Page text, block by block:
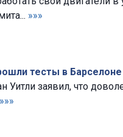
»»»
тесты в Барселоне
Уитли заявил, что
»»»